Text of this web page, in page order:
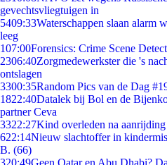
gevechtsvliegtuigen in
5409:33Waterschappen slaan alarm
leeg
107:00Forensics: Crime Scene
2306:40Zorgmedewerkster die 's
ontslagen
3300:35Random Pics van de Dag
1822:40Datalek bij Bol en de
partner Ceva
3322:27Kind overleden na
622:14Nieuw slachtoffer in
B. (66)
320:49Geen Qatar en Abu Dhabi?